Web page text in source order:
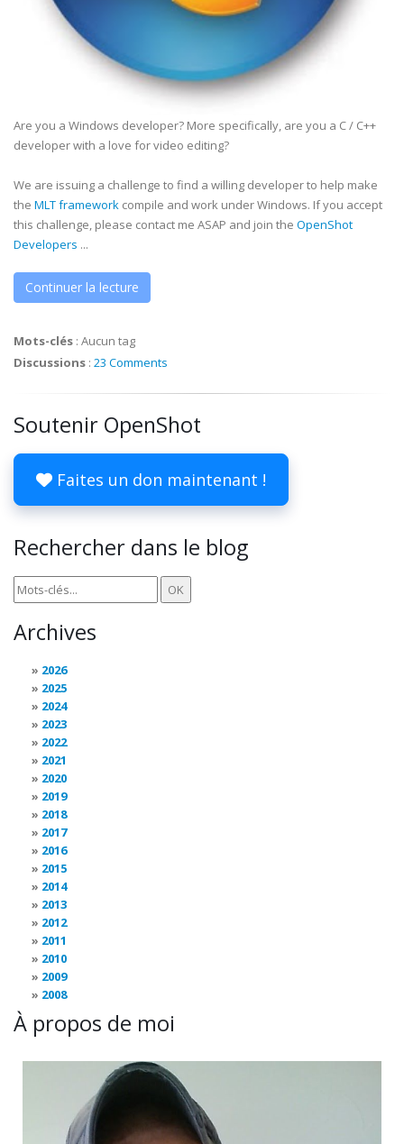
Are you a Windows developer? More specifically, are you a C / C++
developer with a love for video editing?
We are issuing a challenge to find a willing developer to help make
the MLT framework compile and work under Windows. If you accept
this challenge, please contact me ASAP and join the OpenShot
Developers ...
Continuer la lecture
Mots-clés : Aucun tag
Discussions : 23 Comments
Soutenir OpenShot
Faites un don maintenant !
Rechercher dans le blog
Archives
2026
2025
2024
2023
2022
2021
2020
2019
2018
2017
2016
2015
2014
2013
2012
2011
2010
2009
2008
À propos de moi